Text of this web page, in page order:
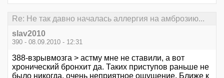
Re: Не так давно началась аллергия на амброзию...
slav2010
390 - 08.09.2010 - 12:31
388-взрывмозга > астму мне не ставили, а вот
хронический бронхит да. Таких приступов раньше не
было никогда, очень неприятное ощущение. Ближе к